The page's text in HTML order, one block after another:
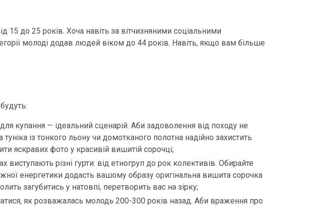
15 до 25 років. Хоча навіть за вітчизняними соціальними
молоді додав людей віком до 44 років. Навіть, якщо вам більше
купання — ідеальний сценарій. Аби задоволення від походу не
із тонкого льону чи домотканого полотна надійно захистить
яскравих фото у красивій вишитій сорочці;
виступають різні гурти: від етногруп до рок колективів. Обирайте
енергетики додасть вашому образу оригінальна вишита сорочка
загубитись у натовпі, перетворить вас на зірку;
як розважалась молодь 200-300 років назад. Аби враження про